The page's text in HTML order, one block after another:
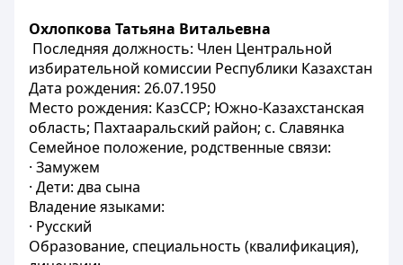
Охлопкова Татьяна Витальевна
Последняя должность: Член Центральной
избирательной комиссии Республики Казахстан
Дата рождения: 26.07.1950
Место рождения: КазССР; Южно-Казахстанская
область; Пахтааральский район; с. Славянка
Семейное положение, родственные связи:
· Замужем
· Дети: два сына
Владение языками:
· Русский
Образование, специальность (квалификация),